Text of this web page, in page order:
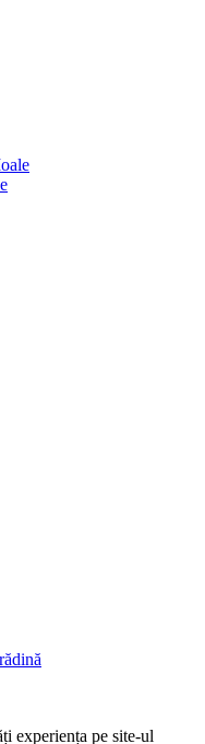
experiența pe site-ul